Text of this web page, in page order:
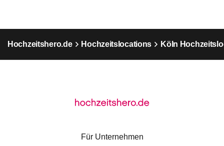
Hochzeitshero.de Hochzeitslocations Köln
Für Unternehmen